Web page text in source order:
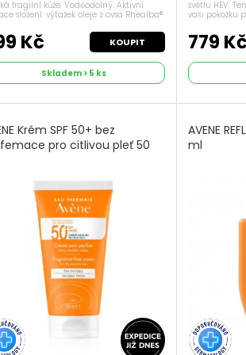
fragilní kůže. Voděodolný. Aktivní
složení: výtažek oleje z ovsa Rhealba®
a chrání kožní bariéru*. Patentovaný
systém...
Kč KOUPIT
Skladem > 5 ks
světlu HEV.
vaši pokožku
paprsky, ale
zlepšuje
779
Krém SPF 50+ bez
pro citlivou pleť 50
AVENE
ml